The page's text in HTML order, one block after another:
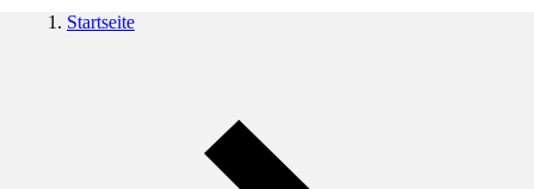
Startseite